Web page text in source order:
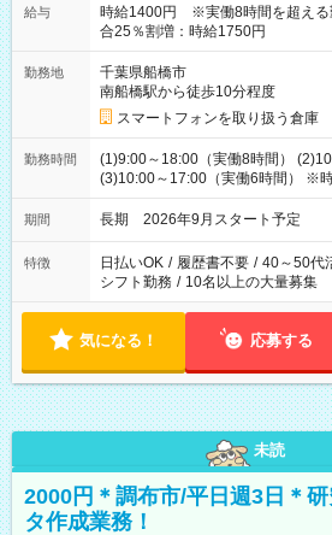
給与
時給1400円 ※実働8時間を超える
合25％割増：時給1750円
勤務地
千葉県船橋市
南船橋駅から徒歩10分程度
スマートフォンを取り扱う倉庫
勤務時間
(1)9:00～18:00（実働8時間）
(3)10:00～17:00（実働6時間） ※
期間 長期 2026年9月スタート予定
特徴 日払いOK / 履歴書不要 / 40～50代
シフト勤務 / 10名以上の大量募集
気になる！ 応募する
未読
2000円＊調布市/平日週3日＊
タ作成業務！